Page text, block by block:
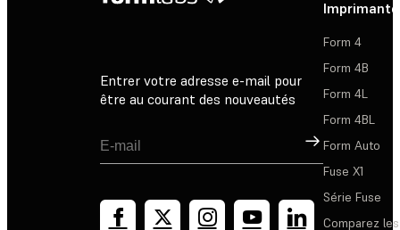
Entrer votre adresse e-mail pour
être au courant des nouveautés
Inscription
Form 4
Form 4B
Form 4L
Form 4BL
Form Auto
Fuse X1
Série Fuse
Comparez les